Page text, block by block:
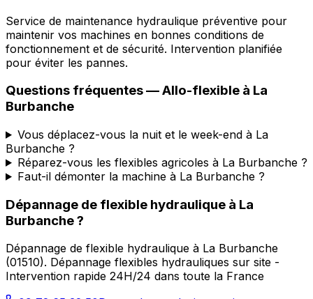
Service de maintenance hydraulique préventive pour
maintenir vos machines en bonnes conditions de
fonctionnement et de sécurité. Intervention planifiée
pour éviter les pannes.
Questions fréquentes —Allo-flexible à La
Burbanche
Vous déplacez-vous la nuit et le week-end à La
Burbanche ?
Réparez-vous les flexibles agricoles à La Burbanche ?
Faut-il démonter la machine à La Burbanche ?
Dépannage de flexible hydraulique à La
Burbanche?
Dépannage de flexible hydraulique à La Burbanche
(01510). Dépannage flexibles hydrauliques sur site -
Intervention rapide 24H/24 dans toute la France